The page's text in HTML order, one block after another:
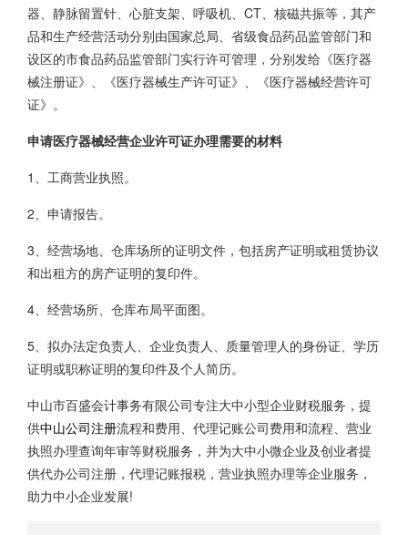
器、静脉留置针、心脏支架、呼吸机、CT、核磁共振等，其产
品和生产经营活动分别由国家总局、省级食品药品监管部门和
设区的市食品药品监管部门实行许可管理，分别发给《医疗器
械注册证》、《医疗器械生产许可证》、《医疗器械经营许可
证》。
申请医疗器械经营企业许可证办理需要的材料
1、工商营业执照。
2、申请报告。
3、经营场地、仓库场所的证明文件，包括房产证明或租赁协议
和出租方的房产证明的复印件。
4、经营场所、仓库布局平面图。
5、拟办法定负责人、企业负责人、质量管理人的身份证、学历
证明或职称证明的复印件及个人简历。
中山市百盛会计事务有限公司专注大中小型企业财税服务，提
供中山公司注册流程和费用、代理记账公司费用和流程、营业
执照办理查询年审等财税服务，并为大中小微企业及创业者提
供代办公司注册，代理记账报税，营业执照办理等企业服务，
助力中小企业发展!